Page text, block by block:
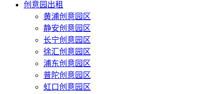
创意园出租
黄浦创意园区
静安创意园区
长宁创意园区
徐汇创意园区
浦东创意园区
普陀创意园区
虹口创意园区